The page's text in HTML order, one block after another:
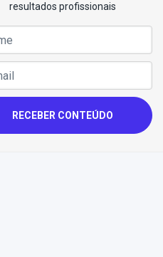
resultados profissionais
RECEBER CONTEÚDO